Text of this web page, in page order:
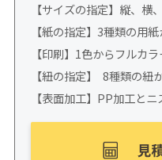
【サイズの指定】縦、横
【紙の指定】3種類の用
【印刷】1色からフルカ
【紐の指定】 8種類の紐
【表面加工】PP加工と